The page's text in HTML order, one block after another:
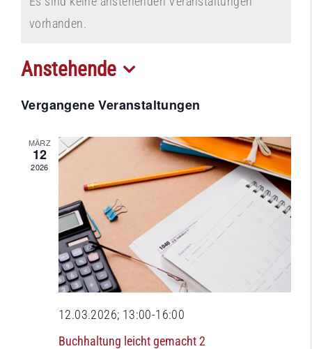
vorhanden.
Anstehende
wählen.
Vergangene Veranstaltungen
MÄRZ
12
2026
12.03.2026; 13:00-16:00
Buchhaltung leicht gemacht 2